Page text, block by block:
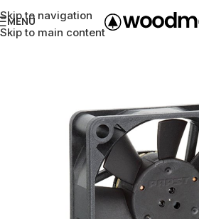
Skip to navigation
Skip to main content
MENÜ